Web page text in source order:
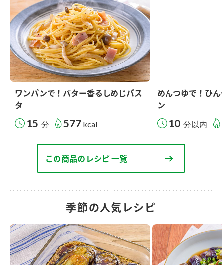
ワンパンで！バター香るしめじパス
タ
15 分 577 kcal
めんつゆで！ひ
ン
10 分以内
この商品のレシピ 一覧
季節の人気レシピ